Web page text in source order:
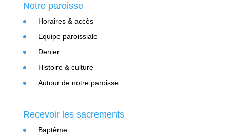
Notre paroisse
Horaires & accès
Equipe paroissiale
Denier
Histoire & culture
Autour de notre paroisse
Recevoir les sacrements
Baptême